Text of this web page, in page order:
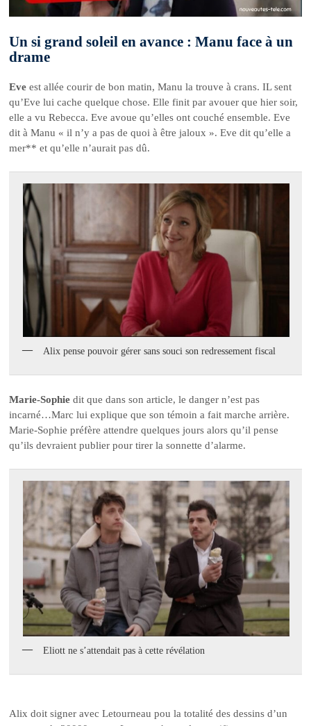
Un si grand soleil en avance : Manu face à un
drame
Eve est allée courir de bon matin, Manu la trouve à crans. IL sent
qu’Eve lui cache quelque chose. Elle finit par avouer que hier soir,
elle a vu Rebecca. Eve avoue qu’elles ont couché ensemble. Eve
dit à Manu « il n’y a pas de quoi à être jaloux ». Eve dit qu’elle a
mer** et qu’elle n’aurait pas dû.
Alix pense pouvoir gérer sans souci son redressement fiscal
Marie-Sophie dit que dans son article, le danger n’est pas
incarné…Marc lui explique que son témoin a fait marche arrière.
Marie-Sophie préfère attendre quelques jours alors qu’il pense
qu’ils devraient publier pour tirer la sonnette d’alarme.
Eliott ne s’attendait pas à cette révélation
Alix doit signer avec Letourneau pou la totalité des dessins d’un